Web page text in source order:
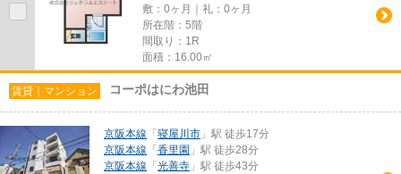
敷：0ヶ月｜礼：0ヶ月
所在階：5階
間取り：1R
面積：16.00㎡
賃貸｜マンション コーポはにわ池田
京阪本線 「 寝屋川市 」駅 徒歩17分
京阪本線 「 香里園 」駅 徒歩28分
京阪本線 「 光善寺 」駅 徒歩43分